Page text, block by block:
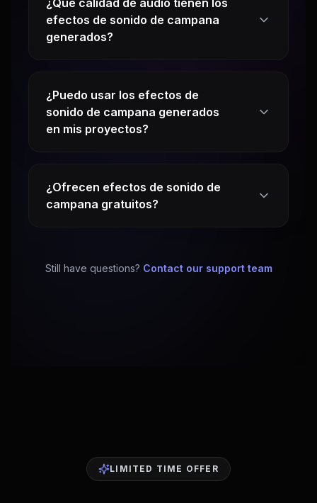
¿Qué calidad de audio tienen los
efectos de sonido de campana
generados?
¿Puedo usar los efectos de
sonido de campana generados
en mis proyectos?
¿Ofrecen efectos de sonido de
campana gratuitos?
Still have questions? Contact our support team
LIMITED TIME OFFER